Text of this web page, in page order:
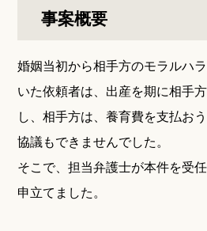
事案概要
婚姻当初から相手方のモラルハ
いた依頼者は、出産を期に相手
し、相手方は、養育費を支払お
協議もできませんでした。
そこで、担当弁護士が本件を受
申立てました。